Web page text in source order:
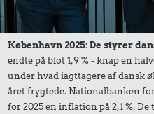
København 2025: De styrer
endte på blot 1,9 % - knap en
under hvad iagttagere af dansk
året frygtede. Nationalbanken
for 2025 en inflation på 2,1 %.